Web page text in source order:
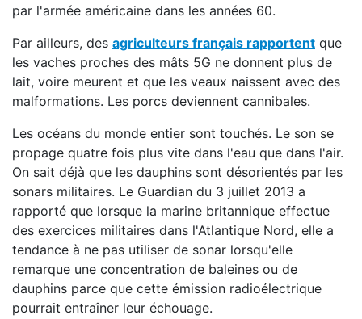
par l'armée américaine dans les années 60.
Par ailleurs, des agriculteurs français rapportent que
les vaches proches des mâts 5G ne donnent plus de
lait, voire meurent et que les veaux naissent avec des
malformations. Les porcs deviennent cannibales.
Les océans du monde entier sont touchés. Le son se
propage quatre fois plus vite dans l'eau que dans l'air.
On sait déjà que les dauphins sont désorientés par les
sonars militaires. Le Guardian du 3 juillet 2013 a
rapporté que lorsque la marine britannique effectue
des exercices militaires dans l'Atlantique Nord, elle a
tendance à ne pas utiliser de sonar lorsqu'elle
remarque une concentration de baleines ou de
dauphins parce que cette émission radioélectrique
pourrait entraîner leur échouage.